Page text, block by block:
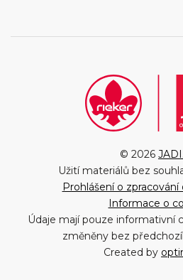
© 2026
Užití materiálů bez
Prohlášení o zpracování
Informace o
Údaje mají pouze informativní
změněny bez
Created by